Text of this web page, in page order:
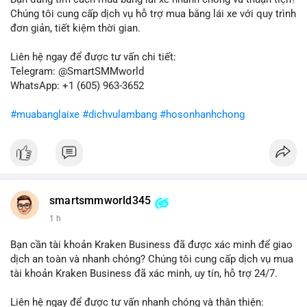
nếu chuyển sang ví lạnh, tín hiệu này cho thấy niềm tin nắm giữ
của nhà đầu tư lớn vẫn còn vững chắc.
Lời khuyên cho nhà đầu tư nhỏ lẻ: Theo dõi sát các giao dịch
tiếp theo từ địa chỉ này để xác định điểm đến của dòng tiền.
Tránh hành động theo cảm xúc; hãy dựa trên dữ liệu xác nhận
tăng.
Chúng tôi cung cấp dịch vụ hỗ trợ mua bằng lái xe với quy trình
đơn giản, tiết kiệm thời gian.
Liên hệ ngay để được tư vấn chi tiết:
Telegram: @SmartSMMworld
WhatsApp: +1 (605) 963-3652
#muabanglaixe #dichvulambang #hosonhanhchong
smartsmmworld345
1 h
Bạn cần tài khoản Kraken Business đã được xác minh để giao
dịch an toàn và nhanh chóng? Chúng tôi cung cấp dịch vụ mua
tài khoản Kraken Business đã xác minh, uy tín, hỗ trợ 24/7.
Liên hệ ngay để được tư vấn nhanh chóng và thân thiện: